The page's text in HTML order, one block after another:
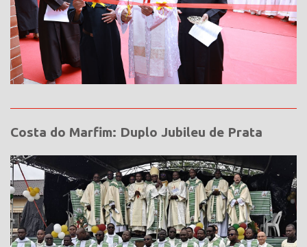
Costa do Marfim: Duplo Jubileu de Prata